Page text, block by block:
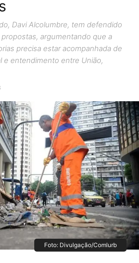
Davi Alcolumbre, tem defendido
argumentando que a
precisa estar acompanhada de
e entendimento entre União,
Foto: Divulgação/Comlurb